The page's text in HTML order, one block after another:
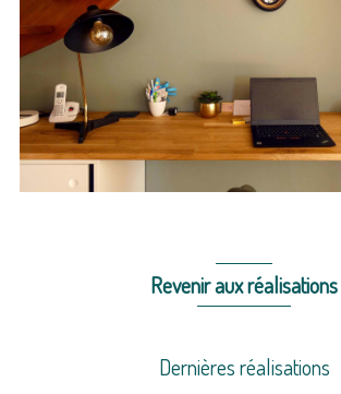
Revenir aux réalisations
Dernières réalisations